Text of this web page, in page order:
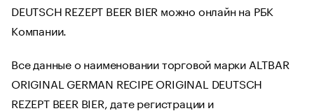
DEUTSCH REZEPT BEER BIER можно онлайн на РБК
Компании.
Все данные о наименовании торговой марки ALTBAR
ORIGINAL GERMAN RECIPE ORIGINAL DEUTSCH
REZEPT BEER BIER, дате регистрации и